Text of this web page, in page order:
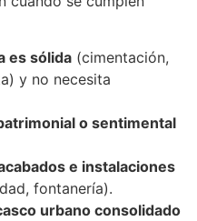
es sólida (cimentación,
y no necesita
o sentimental
e instalaciones
fontanería).
urbano consolidado